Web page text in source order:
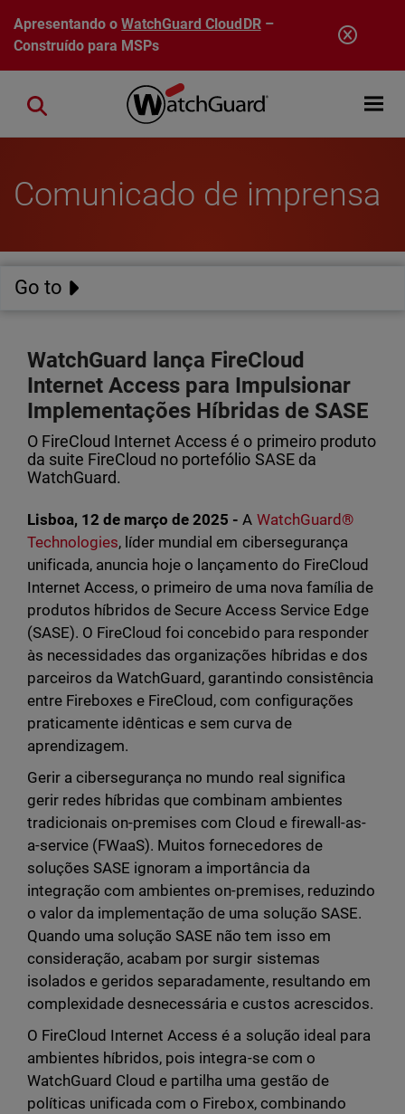
Pular para o conteúdo principal
Apresentando oWatchGuard CloudDR–
Construído para MSPs
Open
Close search
Comunicado de imprensa
Go to
WatchGuard lança FireCloud
Internet Access para Impulsionar
Implementações Híbridas de SASE
O FireCloud Internet Access é o primeiro produto
da suite FireCloud no portefólio SASE da
WatchGuard.
Lisboa, 12 de março de 2025 - A WatchGuard®
Technologies, líder mundial em cibersegurança
unificada, anuncia hoje o lançamento do FireCloud
Internet Access, o primeiro de uma nova família de
produtos híbridos de Secure Access Service Edge
(SASE). O FireCloud foi concebido para responder
às necessidades das organizações híbridas e dos
parceiros da WatchGuard, garantindo consistência
entre Fireboxes e FireCloud, com configurações
praticamente idênticas e sem curva de
aprendizagem.
Gerir a cibersegurança no mundo real significa
gerir redes híbridas que combinam ambientes
tradicionais on-premises com Cloud e firewall-as-
a-service (FWaaS). Muitos fornecedores de
soluções SASE ignoram a importância da
integração com ambientes on-premises, reduzindo
o valor da implementação de uma solução SASE.
Quando uma solução SASE não tem isso em
consideração, acabam por surgir sistemas
isolados e geridos separadamente, resultando em
complexidade desnecessária e custos acrescidos.
O FireCloud Internet Access é a solução ideal para
ambientes híbridos, pois integra-se com o
WatchGuard Cloud e partilha uma gestão de
políticas unificada com o Firebox, combinando